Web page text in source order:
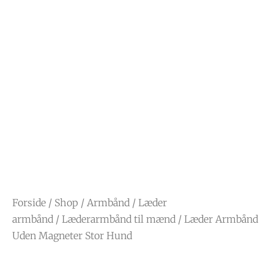
Forside / Shop / Armbånd / Læder
armbånd / Læderarmbånd til mænd / Læder Armbånd
Uden Magneter Stor Hund